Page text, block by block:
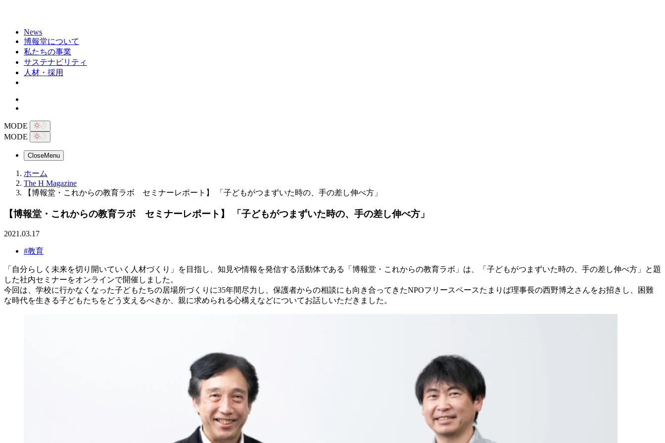
News
博報堂について
私たちの事業
サステナビリティ
人材・採用
MODE
MODE
CloseMenu
ホーム
The H Magazine
【博報堂・これからの教育ラボ セミナーレポート】 「子どもがつまずいた時の、手の差し伸べ方」
【博報堂・これからの教育ラボ セミナーレポート】 「子どもがつまずいた時の、手の差し伸べ方」
2021.03.17
#教育
「自分らしく未来を切り開いていく人材づくり」を目指し、知見や情報を発信する活動体である「博報堂・これからの教育ラボ」は、「子どもがつまずいた時の、手の差し伸べ方」と題
した社内セミナーをオンラインで開催しました。
今回は、学校に行かなくなった子どもたちの居場所づくりに35年間尽力し、保護者からの相談にも向き合ってきたNPOフリースペースたまりば理事長の西野博之さんをお招きし、困難
な時代を生きる子どもたちをどう支えるべきか、親に求められる心構えなどについてお話しいただきました。